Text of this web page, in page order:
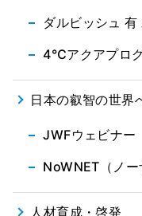
ダルビッシュ 有
4℃アクアプロ
日本の叡智の世界
JWFウェビナー
NoWNET（ノー
人材育成・啓発